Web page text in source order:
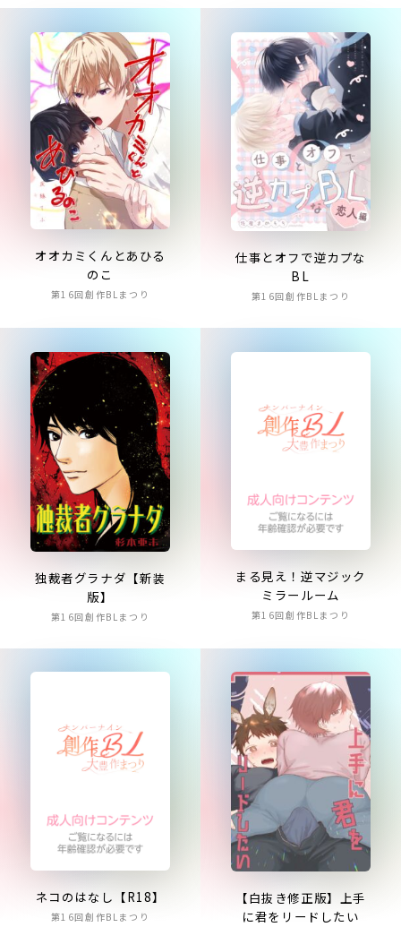
オオカミくんとあひる
のこ
第16回創作BLまつり
仕事とオフで逆カプな
BL
第16回創作BLまつり
独裁者グラナダ【新装
版】
第16回創作BLまつり
まる見え！逆マジック
ミラールーム
第16回創作BLまつり
ネコのはなし【R18】
第16回創作BLまつり
【白抜き修正版】上手
に君をリードしたい